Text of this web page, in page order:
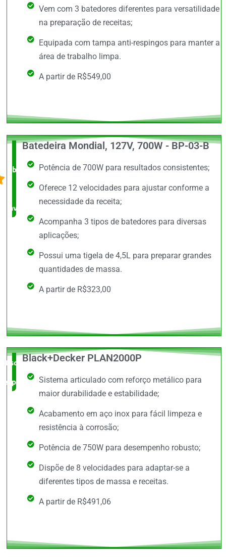
Vem com 3 batedores diferentes para versatilidade
na preparação de receitas;
Equipada com tampa anti-respingos para manter a
área de trabalho limpa.
A partir de R$549,00
O +
barato,
bem
avaliado!
Batedeira Mondial, 127V, 700W - BP-03-B
Potência de 700W para resultados consistentes;
Oferece 12 velocidades para ajustar conforme a
necessidade da receita;
Acompanha 3 tipos de batedores para diversas
aplicações;
Possui uma tigela de 4,5L para preparar grandes
quantidades de massa.
A partir de R$323,00
Escolha do
especialista
Black+Decker PLAN2000P
Sistema articulado com reforço metálico para
maior durabilidade e estabilidade;
Acabamento em aço inox para fácil limpeza e
resistência à corrosão;
Potência de 750W para desempenho robusto;
Dispõe de 8 velocidades para adaptar-se a
diferentes tipos de massa e receitas.
A partir de R$491,06